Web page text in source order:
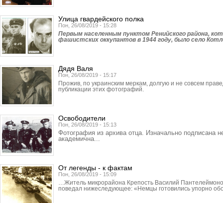
Улица гвардейского полка
Пон, 26/08/2019 - 15:28
Первым населенным пунктом Ренийского района,
фашистских оккупантов в 1944 году, было село
Дядя Валя
Пон, 26/08/2019 - 15:17
Прожив, по украинским меркам, долгую и не совсем
публикации этих фотографий.
Освободители
Пон, 26/08/2019 - 15:13
Фотография из архива отца. Изначально подписана
академична...
От легенды - к фактам
Пон, 26/08/2019 - 15:09
…Житель микрорайона Крепость Василий
поведал нижеследующее: «Немцы готовились упорно